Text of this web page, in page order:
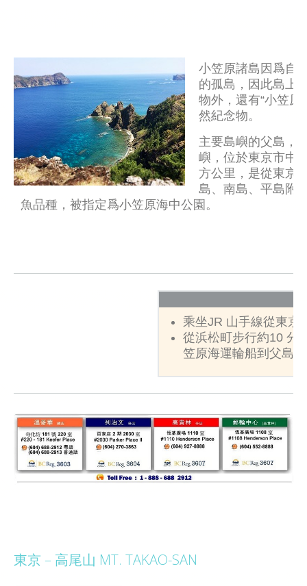
小笠原諸島因爲自
的孤島，因此島上
物外，還有“小笠
然紀念物。
主要島嶼的父島，
嶼，位於東京市中
方公里，是從東京
島、南島、平島附
魚品種，被指定爲小笠原海中公園。
乘坐JR 山手線從東京
從浜松町步行約10 分
笠原海運輪船到父島
東京 – 高尾山 MT. TAKAO-SAN